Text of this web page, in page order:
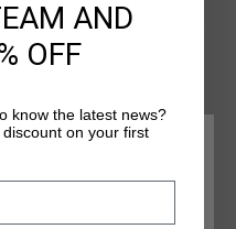
and "C" embroidery
and buttoned placket add
AND
OFF
know the latest news?
on your first